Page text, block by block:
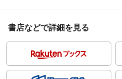
書店などで詳細を見る